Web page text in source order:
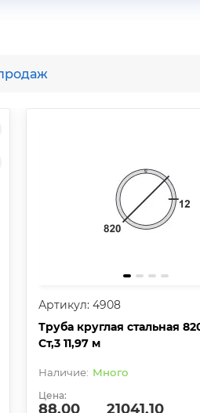
Артикул: 4908
Труба круглая стальная
Ст,3 11,97 м
Много
Цена:
88.00 21041.10